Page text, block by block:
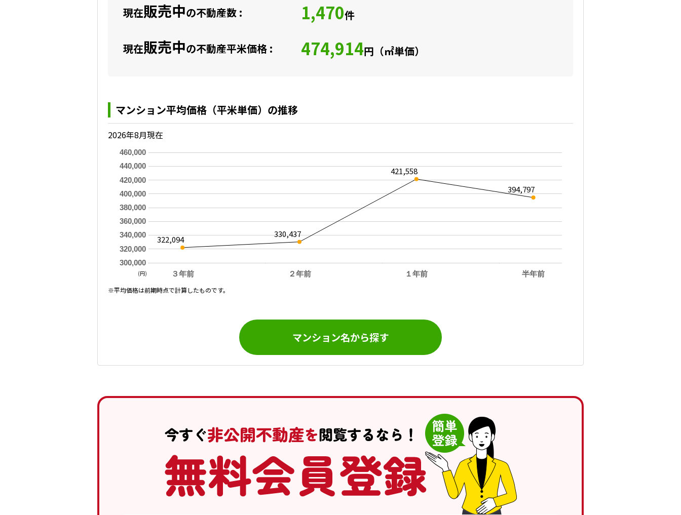
現在販売中の不動産数 : 1,470件
現在販売中の不動産平米価格 : 474,914円（㎡単価）
マンション平均価格（平米単価）の推移
2026年8月現在
３年前 ２年前 １年前 半年前
300,000
320,000
340,000
360,000
380,000
400,000
420,000
440,000
460,000
322,094
330,437
421,558
394,797
(円)
※平均価格は前期時点で計算したものです。
マンション名から探す